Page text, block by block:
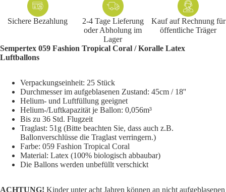
Sichere Bezahlung
2-4 Tage Lieferung
oder Abholung im
Lager
Kauf auf Rechnung für
öffentliche Träger
Sempertex 059 Fashion Tropical Coral / Koralle Latex
Luftballons
Verpackungseinheit: 25 Stück
Durchmesser im aufgeblasenen Zustand: 45cm / 18''
Helium- und Luftfüllung geeignet
Helium-/Luftkapazität je Ballon: 0,056m³
Bis zu 36 Std. Flugzeit
Traglast: 51g (Bitte beachten Sie, dass auch z.B.
Ballonverschlüsse die Traglast verringern.)
Farbe: 059 Fashion Tropical Coral
Material: Latex (100% biologisch abbaubar)
Die Ballons werden unbefüllt verschickt
ACHTUNG! Kinder unter acht Jahren können an nicht aufgeblasenen